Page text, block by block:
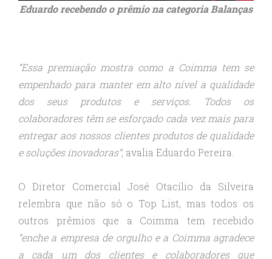
Eduardo recebendo o prêmio na categoria Balanças
“Essa premiação mostra como a Coimma tem se
empenhado para manter em alto nível a qualidade
dos seus produtos e serviços. Todos os
colaboradores têm se esforçado cada vez mais para
entregar aos nossos clientes produtos de qualidade
e soluções inovadoras”, avalia Eduardo Pereira.
O Diretor Comercial José Otacílio da Silveira
relembra que não só o Top List, mas todos os
outros prêmios que a Coimma tem recebido
“enche a empresa de orgulho e a Coimma agradece
a cada um dos clientes e colaboradores que